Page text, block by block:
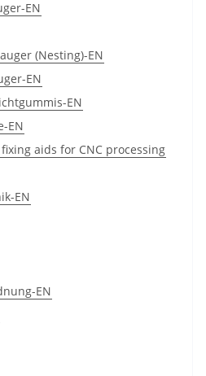
EN
(Nesting)-EN
EN
EN
EN
aids for CNC processing
EN
EN